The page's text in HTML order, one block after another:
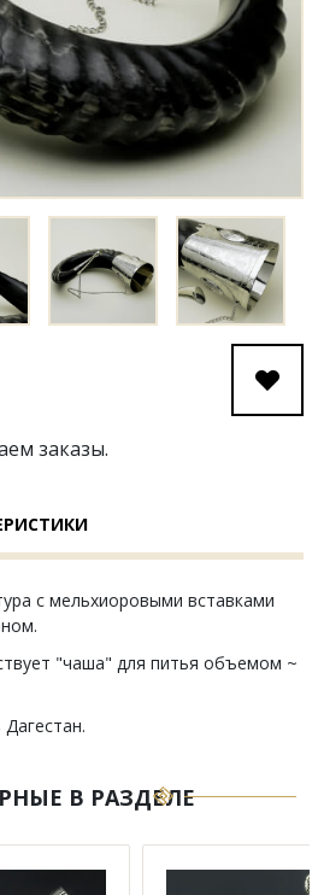
заказы.
с мельхиоровыми вставками
"чаша" для питья объемом ~
В РАЗДЕЛЕ